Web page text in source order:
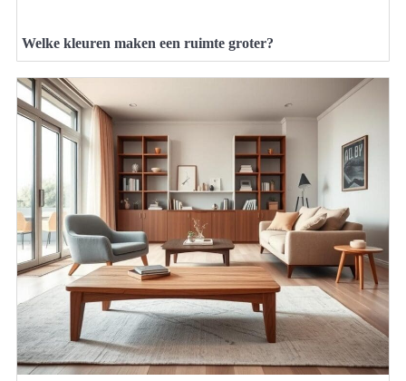
Welke kleuren maken een ruimte groter?